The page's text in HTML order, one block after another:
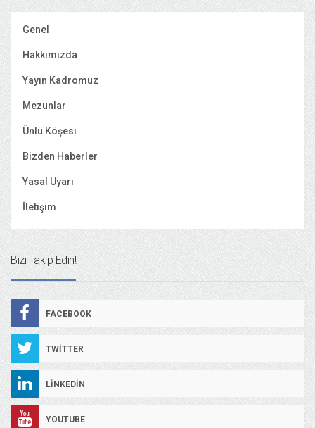
Genel
Hakkımızda
Yayın Kadromuz
Mezunlar
Ünlü Köşesi
Bizden Haberler
Yasal Uyarı
İletişim
Bizi Takip Edin!
FACEBOOK
TWITTER
LINKEDIN
YOUTUBE